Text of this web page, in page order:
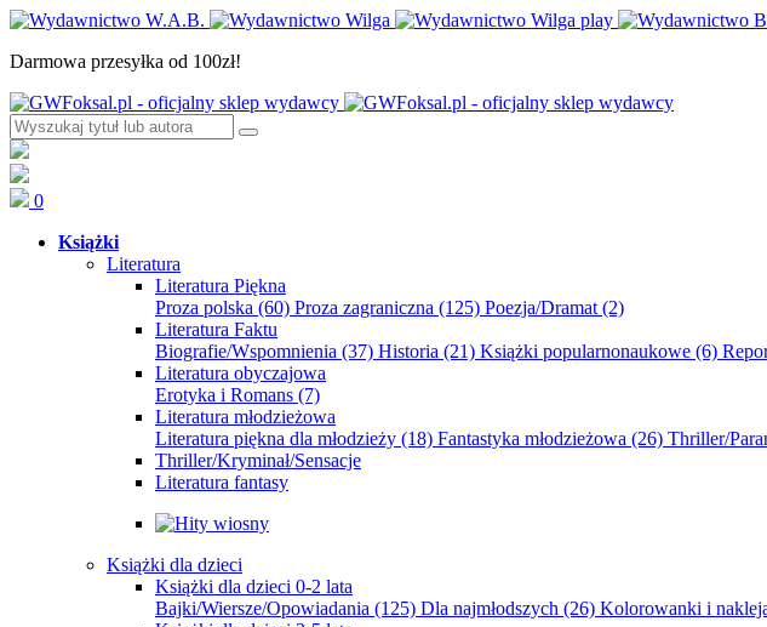
Darmowa przesyłka od 100zł!
0
Książki
Literatura
Literatura Piękna
Proza polska (60) Proza zagraniczna (125) Poezja/Dramat (2)
Literatura Faktu
Biografie/Wspomnienia (37) Historia (21) Książki popularnonaukowe (6)
Literatura obyczajowa
Erotyka i Romans (7)
Literatura młodzieżowa
Literatura piękna dla młodzieży (18) Fantastyka młodzieżowa (26) Thriller/
Thriller/Kryminał/Sensacje
Literatura fantasy
Książki dla dzieci
Książki dla dzieci 0-2 lata
Bajki/Wiersze/Opowiadania (125) Dla najmłodszych (26) Kolorowanki i